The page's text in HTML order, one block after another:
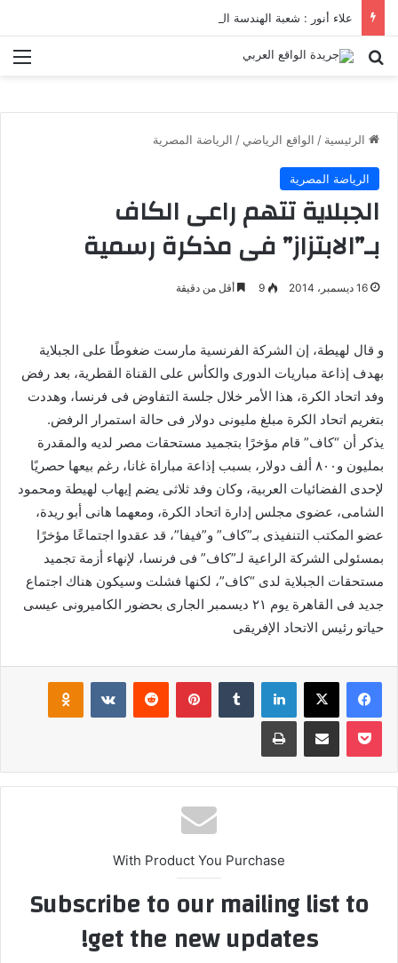
بحث عن
الرئيسية / الواقع الرياضي / الرياضة المصرية
الرياضة المصرية
الجبلاية تتهم راعى الكاف
بـ”الابتزاز” فى مذكرة رسمية
16 ديسمبر، 2014 9 أقل من دقيقة
و قال لهيطة، إن الشركة الفرنسية مارست ضغوطًا على الجبلاية
بهدف إذاعة مباريات الدورى والكأس على القناة القطرية، بعد رفض
وفد اتحاد الكرة، هذا الأمر خلال جلسة التفاوض فى فرنسا، وهددت
بتغريم اتحاد الكرة مبلغ مليونى دولار فى حالة استمرار الرفض.
يذكر أن “كاف” قام مؤخرًا بتجميد مستحقات مصر لديه والمقدرة
بمليون و٨٠٠ ألف دولار، بسبب إذاعة مباراة غانا، رغم بيعها حصريًا
لإحدى الفضائيات العربية، وكان وفد ثلاثى يضم إيهاب لهيطة ومحمود
الشامى، عضوى مجلس إدارة اتحاد الكرة، ومعهما هانى أبو ريدة،
عضو المكتب التنفيذى بـ”كاف” و”فيفا”، قد عقدوا اجتماعًا مؤخرًا
بمسئولى الشركة الراعية لـ”كاف” فى فرنسا، لإنهاء أزمة تجميد
مستحقات الجبلاية لدى “كاف”، لكنها فشلت وسيكون هناك اجتماع
جديد فى القاهرة يوم ٢١ ديسمبر الجارى بحضور الكاميرونى عيسى
حياتو رئيس الاتحاد الإفريقى
فيسبوك ‫X لينكدإن بينتيريست
‫Pocket مشاركة عبر البريد طباعة
With Product You Purchase
Subscribe to our mailing list to
get the new updates!